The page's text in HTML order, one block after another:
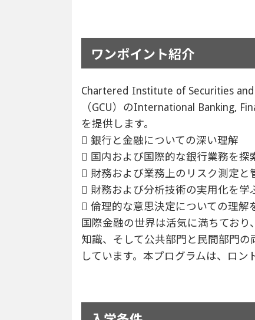
ワンポイント紹介
Chartered Institute of Securities
（GCU）のInternational Banking,
を提供します。
 銀行と金融についての深い理解
 国内および国際的な銀行業務を探
 財務および業務上のリスク測定と
 財務および分析技術の実用化を学
 倫理的な意思決定についての理解
国際金融の世界は活気に満ちてお
知識、そして公共部門と民間部門
しています。本プログラムは、ロン